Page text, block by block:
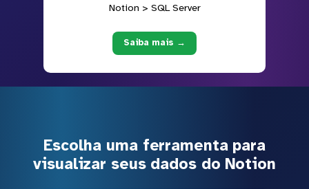
Notion > SQL Server
Saiba mais →
Escolha uma ferramenta para
visualizar seus dados do Notion